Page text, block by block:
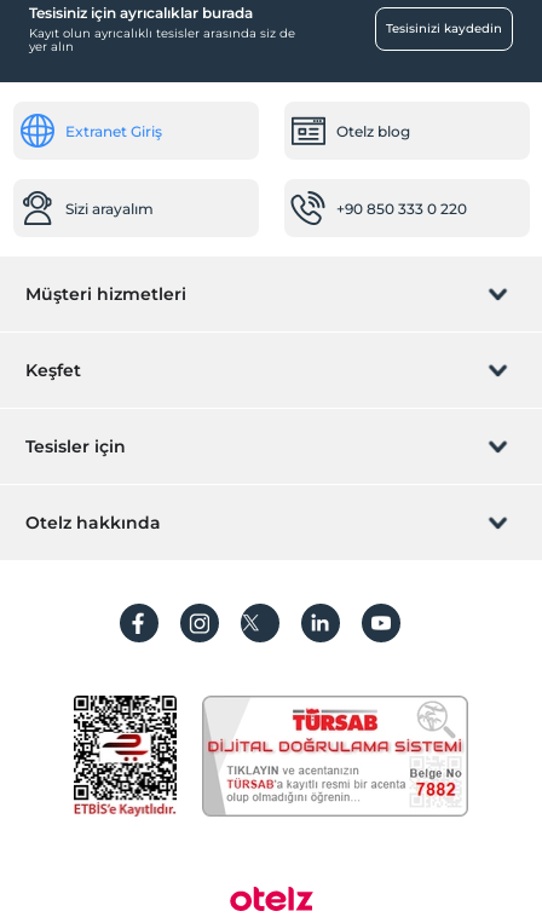
Tesisiniz için ayrıcalıklar burada
Kayıt olun ayrıcalıklı tesisler arasında siz de
yer alın
Tesisinizi kaydedin
Extranet Giriş Otelz blog
Sizi arayalım +90 850 333 0 220
Müşteri hizmetleri
Rezervasyon yönet
Sıkça sorulan sorular
İşlem rehberi
Keşfet
Hediye Kart
Hesap oluştur
Tesisler için
Hemen tesisinizi ekleyin
Otelz hakkında
Koşullar ve şartlar
Aydınlatma metni